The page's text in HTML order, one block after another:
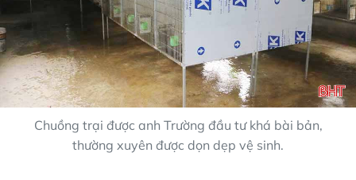
Chuồng trại được anh Trường đầu tư khá bài bản,
thường xuyên được dọn dẹp vệ sinh.